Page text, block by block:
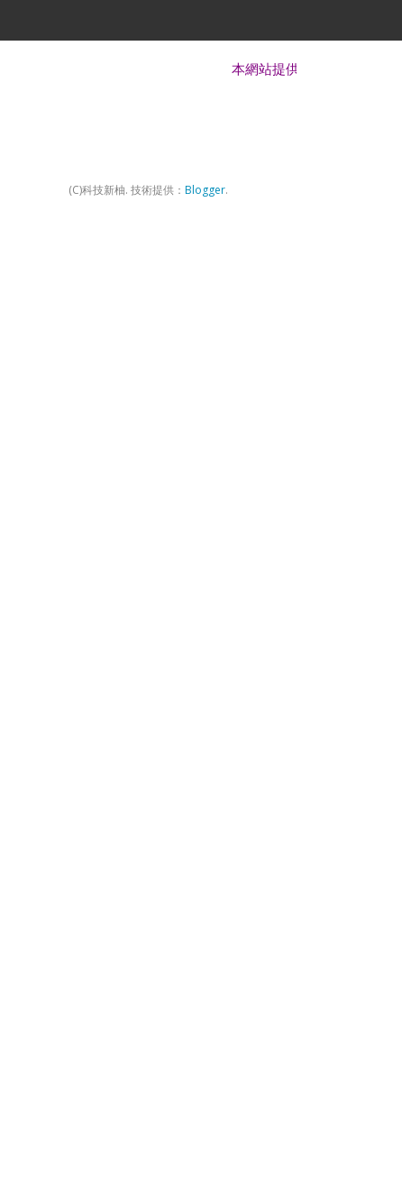
本網站提供 Android、iOS、
(C)科技新柚. 技術提供： Blogger.